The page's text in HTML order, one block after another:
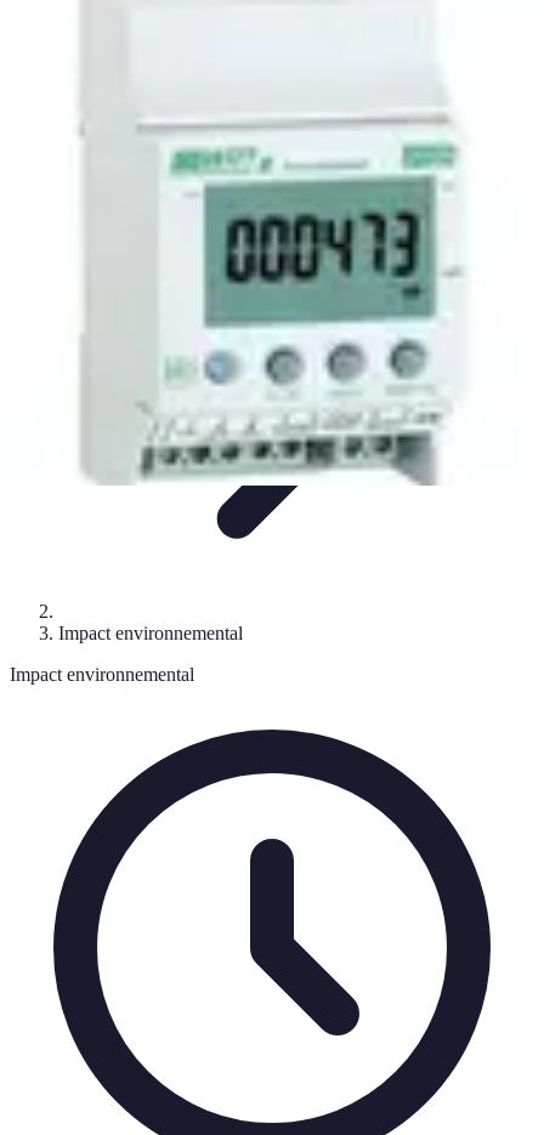
Impact environnemental
Impact environnemental